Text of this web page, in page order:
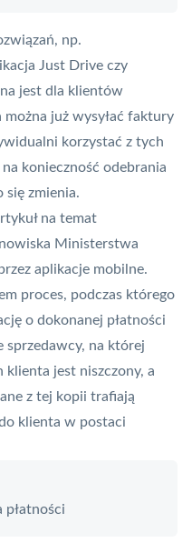
np.
Just Drive czy
jest dla klientów
już wysyłać faktury
korzystać z tych
konieczność odebrania
się zmienia.
na temat
Ministerstwa
aplikacje mobilne.
proces, podczas którego
o dokonanej płatności
sprzedawcy, na której
klienta jest niszczony, a
z tej kopii trafiają
klienta w postaci
płatności